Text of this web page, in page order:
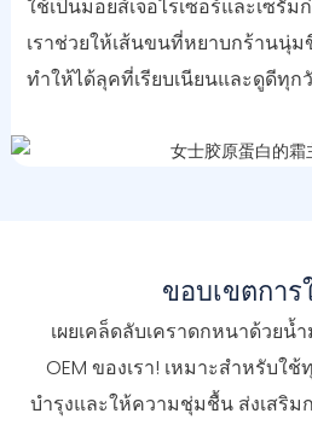
ใช้เป็นมอยส์เจอไรเซอร์และเซรั่
เราช่วยให้เส้นขนที่หยาบกร้านนุ่
ทำให้ได้ลุคที่เรียบเนียนและดูดีทุก
ขอบเขตการ
เผยเคล็ดลับเคราดกหนาด้วยน้
OEM ของเรา! เหมาะสำหรับใ
บำรุงและให้ความชุ่มชื้น ส่งเสริม